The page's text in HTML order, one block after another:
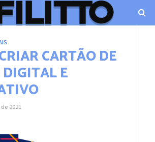
CARTÃO DE
E
2021